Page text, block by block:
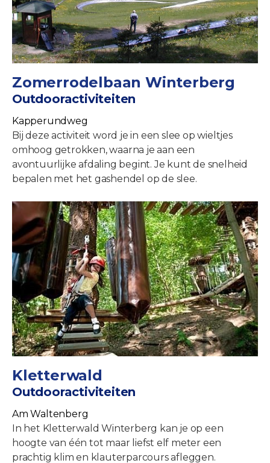
Zomerrodelbaan Winterberg
Outdooractiviteiten
Kapperundweg
Bij deze activiteit word je in een slee op wieltjes
omhoog getrokken, waarna je aan een
avontuurlijke afdaling begint. Je kunt de snelheid
bepalen met het gashendel op de slee.
Kletterwald
Outdooractiviteiten
Am Waltenberg
In het Kletterwald Winterberg kan je op een
hoogte van één tot maar liefst elf meter een
prachtig klim en klauterparcours afleggen.